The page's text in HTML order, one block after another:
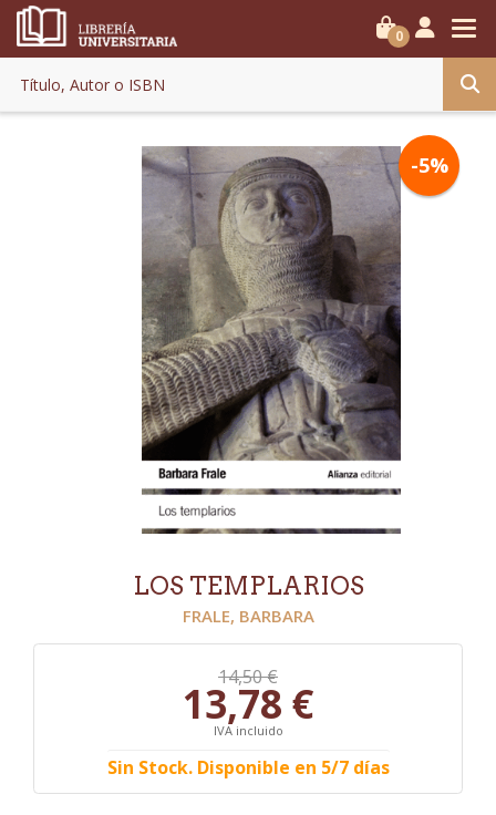
0
-5%
LOS TEMPLARIOS
FRALE, BARBARA
14,50 €
13,78 €
IVA incluido
Sin Stock. Disponible en 5/7 días